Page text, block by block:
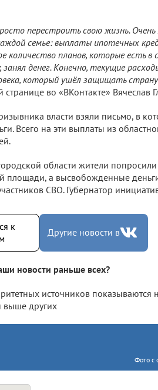
перестроить свою жизнь.
семье: выплаты ипотечных
количество планов, которые есть
денег. Конечно, текущие
который ушёл защищать
странице во «ВКонтакте» Вячеслав
власти взяли письмо, в
Всего на эти выплаты из
области жители
площади, а высвобожденные
СВО. Губернатор
к
Другие новости в
новости раньше всех?
источников показываются
выше других
Фото с